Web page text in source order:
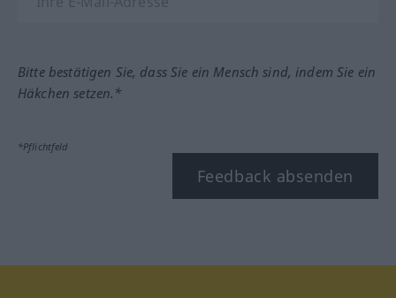
Bitte bestätigen Sie, dass Sie ein Mensch sind, indem Sie ein
Häkchen setzen.*
*Pflichtfeld
Feedback absenden